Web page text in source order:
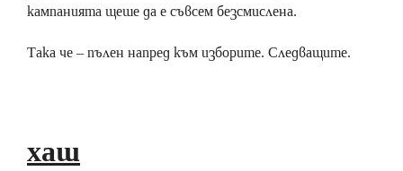
кампанията щеше да е съвсем безсмислена.
Така че – пълен напред към изборите. Следващите.
хаш